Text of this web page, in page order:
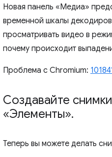
Новая панель «Медиа»
временной шкалы
просматривать видео в
почему происходит
Проблема с Chromium:
Создавайте
«Элементы».
Теперь вы можете делать